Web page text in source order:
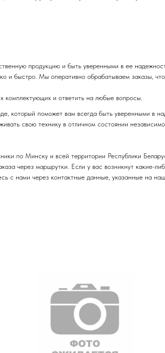
продукцию и быть уверенными в ее
и быстро. Мы оперативно обрабатываем заказы,
и ответить на любые вопросы.
который поможет вам всегда быть уверенными в
свою технику в отличном состоянии независимо
по Минску и всей территории Республики
через маршрутки. Если у вас возникнут какие-
с нами через контактные данные, указанные на